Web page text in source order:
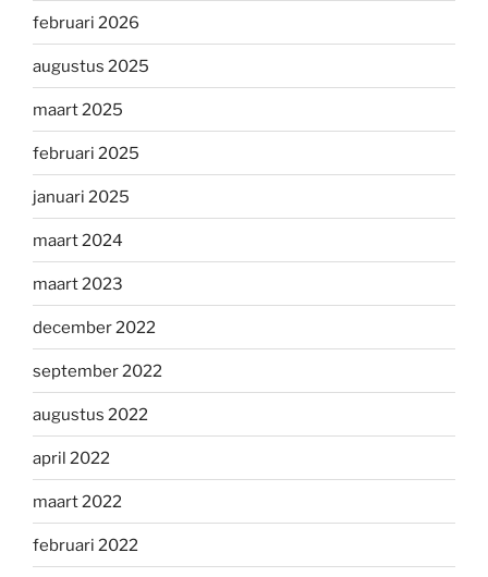
februari 2026
augustus 2025
maart 2025
februari 2025
januari 2025
maart 2024
maart 2023
december 2022
september 2022
augustus 2022
april 2022
maart 2022
februari 2022